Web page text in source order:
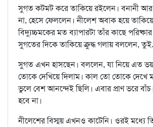
সুগত কটমট করে তাকিয়ে রইলেন। বনানী
না, হেসে ফেললেন। নীলেশ অবাক হয়ে
বিদ্যুচ্চমকের মত ব্যাপারটা তাঁর কাছে
সুগতের দিকে তাকিয়ে ক্রুদ্ধ গলায় বললেন,
সুগত এখন হাসছেন। বললেন, যা নিয়ে এত ভয়
তোকে দেখিয়ে দিলাম। কাল তো তোকে দেখে
ভুলে বেশ আনন্দেই ছিলি। এবার প্রাণ ভরে
হবে না।
নীলেশের বিস্ময় এখনও কাটেনি। ওরই মধ্যে